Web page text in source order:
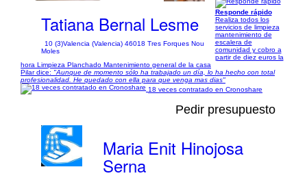
Tatiana Bernal Lesme
10 (3)Valencia (Valencia) 46018 Tres Forques Nou
Moles
Responde rápido
Realiza todos los
servicios de limpieza
mantenimiento de
escalera de
comunidad y cobro a
partir de diez euros la
hora Limpieza Planchado Mantenimiento general de la casa
Pilar dice: "Aunque de momento sólo ha trabajado un día, lo ha hecho con total
profesionalidad. He quedado con ella para que venga mas dias"
18 veces contratado en Cronoshare
Pedir presupuesto
Maria Enit Hinojosa
Serna